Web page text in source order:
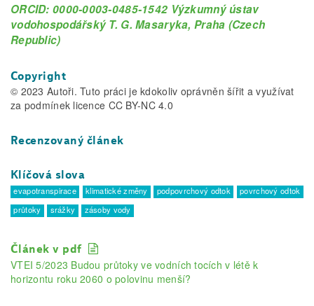
ORCID: 0000-0003-0485-1542 Výzkumný ústav
vodohospodářský T. G. Masaryka, Praha (Czech
Republic)
Copyright
© 2023 Autoři. Tuto práci je kdokoliv oprávněn šířit a využívat
za podmínek licence CC BY-NC 4.0
Recenzovaný článek
Klíčová slova
evapotranspirace klimatické změny podpovrchový odtok
povrchový odtok
průtoky
srážky zásoby vody
Článek v pdf
VTEI 5/2023 Budou průtoky ve vodních tocích v létě k
horizontu roku 2060 o polovinu menší?